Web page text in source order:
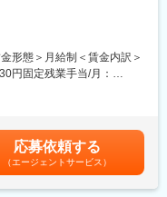
ート業務を行いながら、事
です。
大を支援し、拠点向けの技
、幅広い業務を通して事業
形態＞月給制＜賃金内訳＞
円固定残業手当/月：
考慮の上で最終決定いたし
7,800円／月■賞与：年2回
目安の金額であり、選考
月給(月額)は固定手当を含め
応募依頼する
（エージェントサービス）